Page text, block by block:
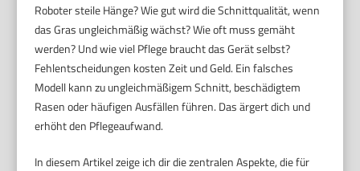
Roboter steile Hänge? Wie gut wird die Schnittqualität, wenn
das Gras ungleichmäßig wächst? Wie oft muss gemäht
werden? Und wie viel Pflege braucht das Gerät selbst?
Fehlentscheidungen kosten Zeit und Geld. Ein falsches
Modell kann zu ungleichmäßigem Schnitt, beschädigtem
Rasen oder häufigen Ausfällen führen. Das ärgert dich und
erhöht den Pflegeaufwand.
In diesem Artikel zeige ich dir die zentralen Aspekte, die für